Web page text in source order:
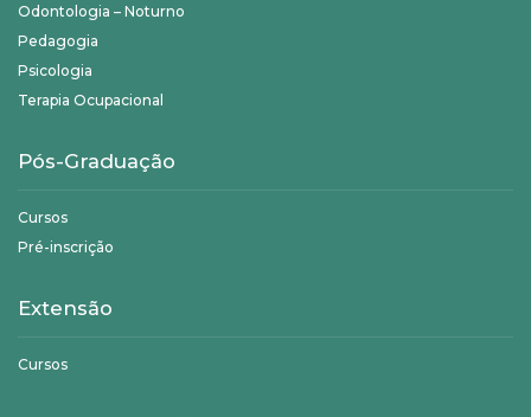
Odontologia – Noturno
Pedagogia
Psicologia
Terapia Ocupacional
Pós-Graduação
Cursos
Pré-inscrição
Extensão
Cursos